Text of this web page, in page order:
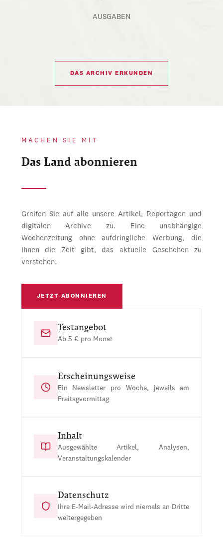
AUSGABEN
DAS ARCHIV ERKUNDEN
MACHEN SIE MIT
Das Land abonnieren
Greifen Sie auf alle unsere Artikel, Reportagen und
digitalen Archive zu. Eine unabhängige
Wochenzeitung ohne aufdringliche Werbung, die
Ihnen die Zeit gibt, das aktuelle Geschehen zu
verstehen.
JETZT ABONNIEREN
Testangebot
Ab 5 € pro Monat
Erscheinungsweise
Ein Newsletter pro Woche, jeweils am
Freitagvormittag
Inhalt
Ausgewählte Artikel, Analysen,
Veranstaltungskalender
Datenschutz
Ihre E-Mail-Adresse wird niemals an Dritte
weitergegeben